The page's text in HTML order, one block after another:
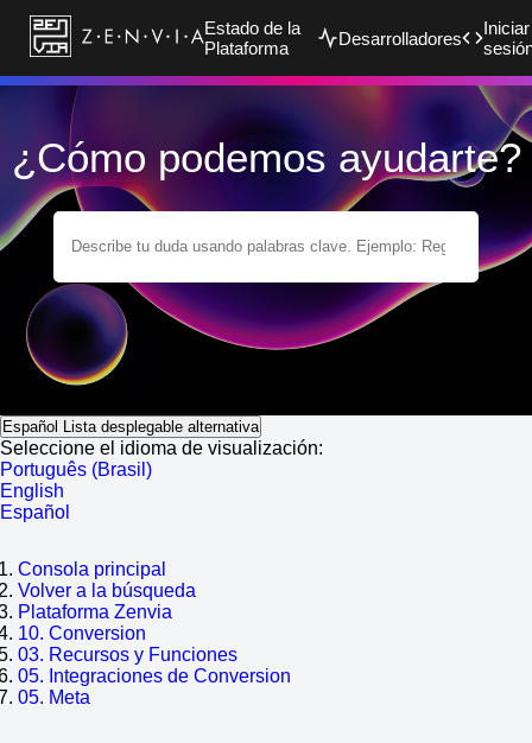
Estado de la
Plataforma
Desarrolladores
Iniciar
¿Cómo podemos ayudarte?
Español Lista desplegable alternativa
Seleccione el idioma de visualización:
Português (Brasil)
English
Español
Consola principal
Volver a la búsqueda
Plataforma Zenvia
10. Conversion
03. Recursos y Funciones
05. Integraciones de Conversion
05. Meta